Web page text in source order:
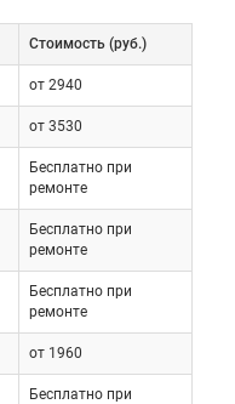
Cтоимость (руб.)
от 2940
от 3530
Бесплатно при
ремонте
Бесплатно при
ремонте
Бесплатно при
ремонте
от 1960
Бесплатно при